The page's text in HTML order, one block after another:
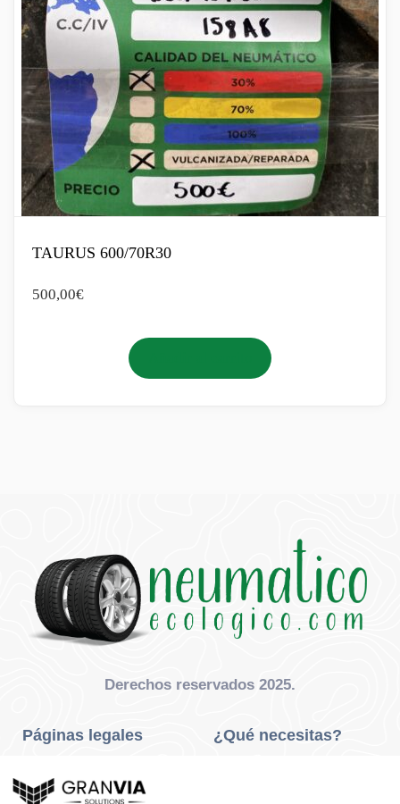
TAURUS 600/70R30
500,00€
Derechos reservados 2025.
Páginas legales
Privacidad Y Cookies
¿Qué necesitas?